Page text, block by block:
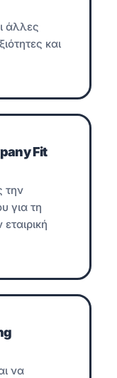
άλλες
και
Fit
την
για τη
να